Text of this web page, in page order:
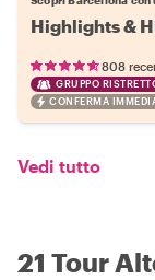
Highlights &
808
GRUPPO
CONFERMA
Vedi tutto
21 Tour